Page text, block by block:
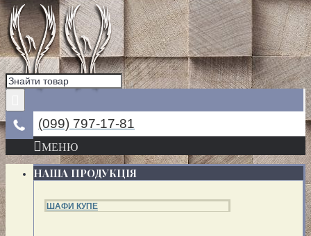
(099) 797-17-81
МЕНЮ
НАША ПРОДУКЦІЯ
ШАФИ КУПЕ